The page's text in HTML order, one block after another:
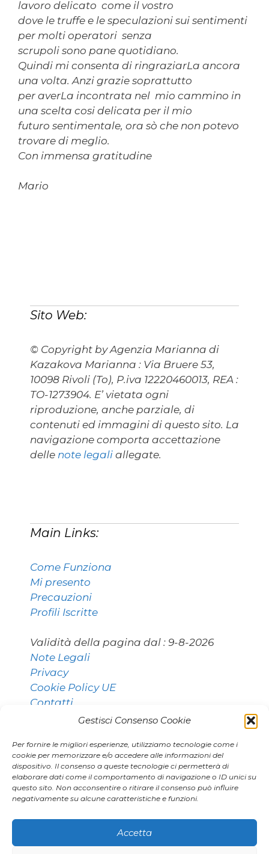
Gestisci Consenso Cookie
Per fornire le migliori esperienze, utilizziamo tecnologie come i
cookie per memorizzare e/o accedere alle informazioni del
dispositivo. Il consenso a queste tecnologie ci permetterà di
elaborare dati come il comportamento di navigazione o ID unici su
questo sito. Non acconsentire o ritirare il consenso può influire
negativamente su alcune caratteristiche e funzioni.
Accetta
lavoro delicato come il vostro
dove le truffe e le speculazioni sui sentimenti
per molti operatori senza
scrupoli sono pane quotidiano.
Quindi mi consenta di ringraziarLa ancora
una volta. Anzi grazie soprattutto
per averLa incontrata nel mio cammino in
una scelta cosi delicata per il mio
futuro sentimentale, ora sò che non potevo
trovare di meglio.
Con immensa gratitudine
Mario
Sito Web:
© Copyright by Agenzia Marianna di
Kazakova Marianna : Via Bruere 53,
10098 Rivoli (To), P.iva 12220460013, REA :
TO-1273904. E’ vietata ogni
riproduzione, anche parziale, di
contenuti ed immagini di questo sito. La
navigazione comporta accettazione
delle note legali allegate.
Main Links:
Come Funziona
Mi presento
Precauzioni
Profili Iscritte
Validità della pagina dal : 9-8-2026
Note Legali
Privacy
Cookie Policy UE
Contatti
Contatti:
011 9531768 [Torino]
agenzia.marianna@gmail.com